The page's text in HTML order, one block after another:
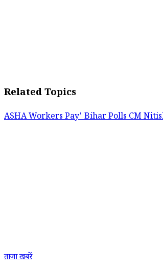
Related Topics
ASHA Workers Pay'Bihar PollsCM
ताजा खबरें